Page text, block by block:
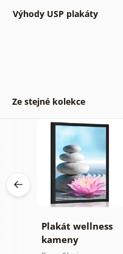
Výhody USP plakáty
Ze stejné kolekce
Plakát wellness
kameny